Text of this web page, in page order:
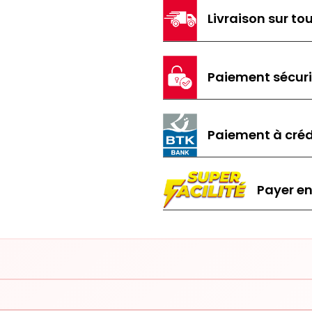
Livraison sur
Paiement
Paiement à
Payer